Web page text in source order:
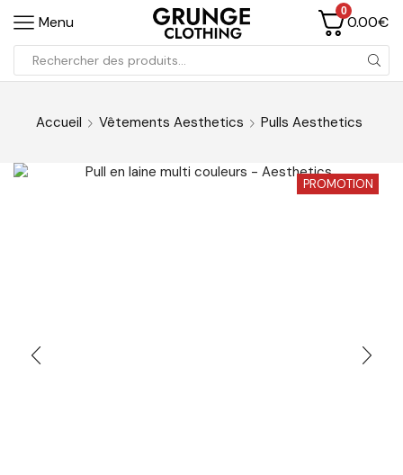
Menu
0
0.00€
Accueil Vêtements Aesthetics Pulls Aesthetics
PROMOTION